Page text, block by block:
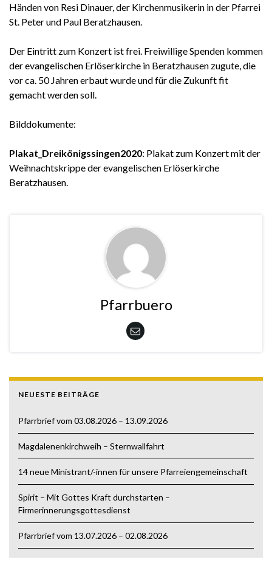
Händen von Resi Dinauer, der Kirchenmusikerin in der Pfarrei
St. Peter und Paul Beratzhausen.
Der Eintritt zum Konzert ist frei. Freiwillige Spenden kommen
der evangelischen Erlöserkirche in Beratzhausen zugute, die
vor ca. 50 Jahren erbaut wurde und für die Zukunft fit
gemacht werden soll.
Bilddokumente:
Plakat_Dreikönigssingen2020: Plakat zum Konzert mit der
Weihnachtskrippe der evangelischen Erlöserkirche
Beratzhausen.
Pfarrbuero
NEUESTE BEITRÄGE
Pfarrbrief vom 03.08.2026 – 13.09.2026
Magdalenenkirchweih – Sternwallfahrt
14 neue Ministrant/-innen für unsere Pfarreiengemeinschaft
Spirit – Mit Gottes Kraft durchstarten –
Firmerinnerungsgottesdienst
Pfarrbrief vom 13.07.2026 – 02.08.2026